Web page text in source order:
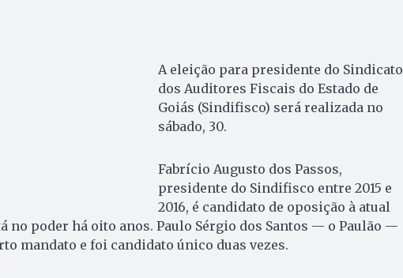
A eleição para presidente do Sindicato
dos Auditores Fiscais do Estado de
Goiás (Sindifisco) será realizada no
sábado, 30.
Fabrício Augusto dos Passos,
presidente do Sindifisco entre 2015 e
2016, é candidato de oposição à atual
no poder há oito anos. Paulo Sérgio dos Santos — o Paulão —
mandato e foi candidato único duas vezes.